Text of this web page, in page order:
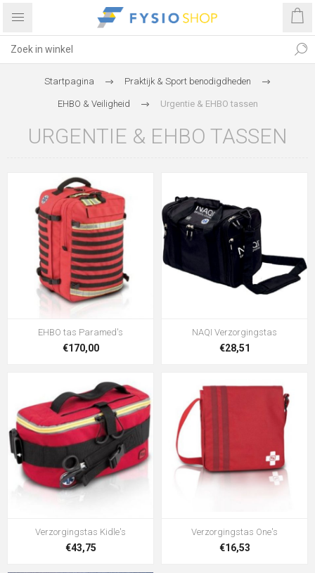
Startpagina Praktijk & Sport benodigdheden
EHBO & Veiligheid Urgentie & EHBO tassen
URGENTIE & EHBO TASSEN
EHBO tas Paramed's
€170,00
NAQI Verzorgingstas
€28,51
Verzorgingstas Kidle's
€43,75
Verzorgingstas One's
€16,53